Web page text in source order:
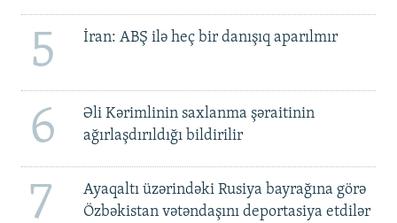
5 İran: ABŞ ilə heç bir danışıq aparılmır
6
Əli Kərimlinin saxlanma şəraitinin
ağırlaşdırıldığı bildirilir
7
Ayaqaltı üzərindəki Rusiya bayrağına görə
Özbəkistan vətəndaşını deportasiya etdilər